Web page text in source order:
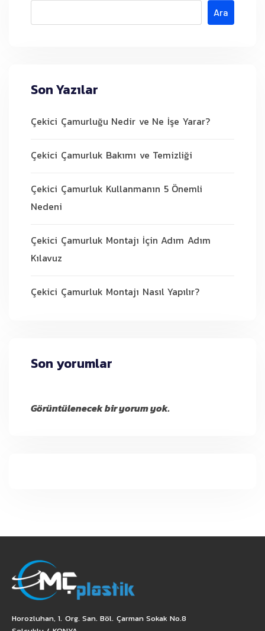
Ara
Son Yazılar
Çekici Çamurluğu Nedir ve Ne İşe Yarar?
Çekici Çamurluk Bakımı ve Temizliği
Çekici Çamurluk Kullanmanın 5 Önemli
Nedeni
Çekici Çamurluk Montajı İçin Adım Adım
Kılavuz
Çekici Çamurluk Montajı Nasıl Yapılır?
Son yorumlar
Görüntülenecek bir yorum yok.
Horozluhan, 1. Org. San. Böl. Çarman Sokak No.8